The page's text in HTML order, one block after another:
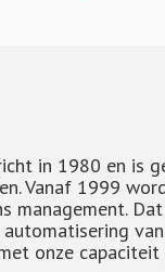
in 1980 en is
Vanaf 1999
management.
van
onze capaciteit